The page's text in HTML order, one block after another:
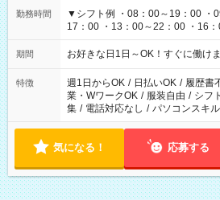
勤務時間
▼シフト例 ・08：00～19：00 ・
17：00 ・13：00～22：00 ・16：00～21：
仕事により勤務時間が異なります
期間 お好きな日1日～OK！すぐに働
特徴 週1日からOK / 日払いOK / 履歴書
業・WワークOK / 服装自由 / シフ
集 / 電話対応なし / パソコンスキ
気になる！ 応募する